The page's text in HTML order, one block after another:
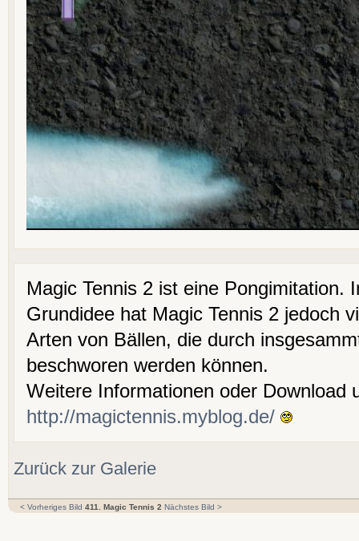
Magic Tennis 2 ist eine Pongimitation.
Grundidee hat Magic Tennis 2 jedoch
Arten von Bällen, die durch
beschworen werden können.
Weitere Informationen oder Download
http://magictennis.myblog.de/
Zurück zur Galerie
< Vorheriges Bild 411. Magic Tennis 2 Nächstes Bild >